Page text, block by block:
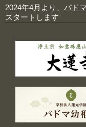
2024年4月より、 パド
スタートします